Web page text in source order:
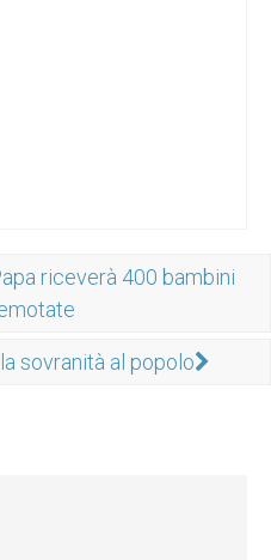
riceverà 400 bambini
sovranità al popolo